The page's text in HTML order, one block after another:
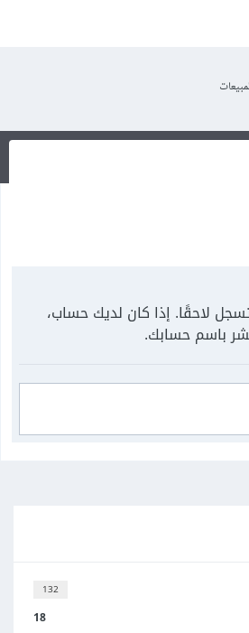
لاحقًا. إذا كان لديك حساب،
باسم حسابك.
132
18